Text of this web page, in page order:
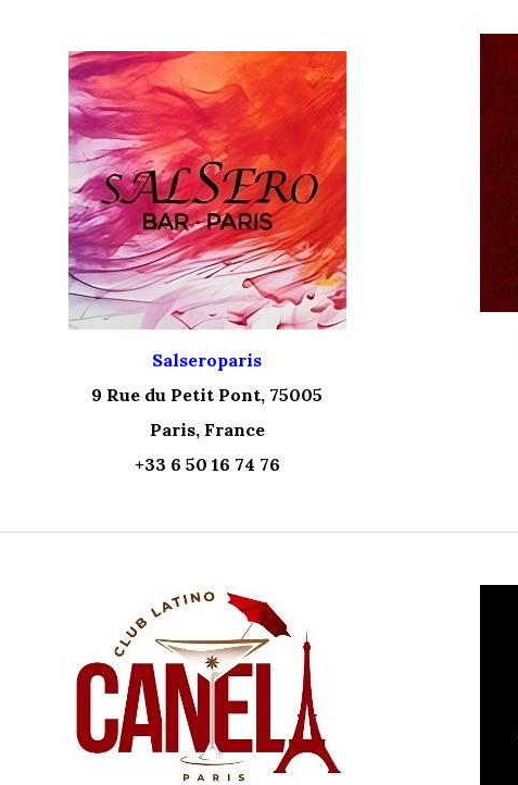
Salseroparis
9 Rue du Petit Pont, 75005
Paris, France
+33 6 50 16 74 76